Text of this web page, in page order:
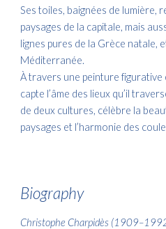
Ses toiles, baignées de lumière,
paysages de la capitale, mais
lignes pures de la Grèce natale,
Méditerranée.
À travers une peinture figurative
capte l’âme des lieux qu’il
de deux cultures, célèbre la
paysages et l’harmonie des
Biography
Christophe Charpidès